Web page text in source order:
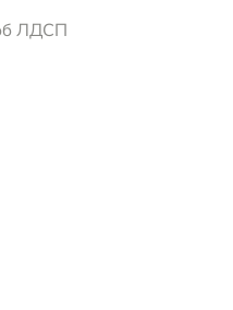
ЛДСП